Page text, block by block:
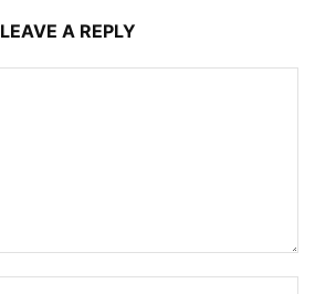
LEAVE A REPLY